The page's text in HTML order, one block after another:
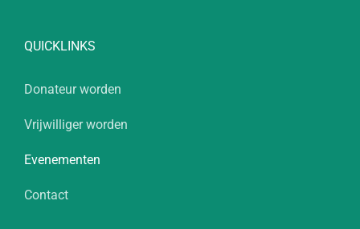
QUICKLINKS
Donateur worden
Vrijwilliger worden
Evenementen
Contact